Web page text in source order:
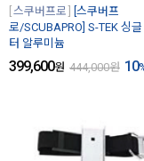
스쿠버프로
[스쿠버프
로/SCUBAPRO] S-TEK 싱글
터 알루미늄
399,600원 444,000원 10